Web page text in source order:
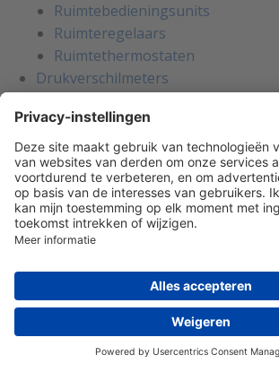
Ruimtebedieningsunits
Ruimteregelaars
Ruimtethermostaten
Drukverschilmeters
Drukverschiltransmitters
Waterdruk (verschil)
Temperatuur
Temperatuursensoren
Temperatuurtransmitters
Vorstbeveiligingsthermostaten
Koolmonoxide transmitters
Koolstofdioxide transmitters CO2
Vluchtige organische stoffen VOC
Binnenluchtkwaliteit